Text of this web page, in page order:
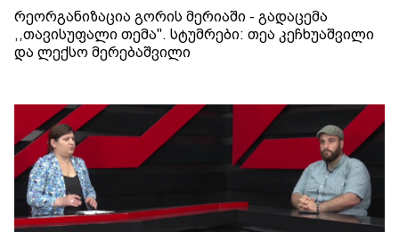
რეორგანიზაცია გორის მერიაში - გადაცემა
,,თავისუფალი თემა". სტუმრები: თეა კეჩხუაშვილი
და ლექსო მერებაშვილი